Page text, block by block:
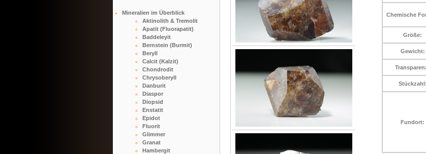
Mineralien im Überblick
Aktinolith & Tremolit
Apatit (Fluorapatit)
Baddeleyit
Bernstein (Burmit)
Beryll
Calcit (Kalzit)
Chondrodit
Chrysoberyll
Danburit
Diaspor
Diopsid
Enstatit
Epidot
Fluorit
Glimmer
Granat
Hambergit
Chemische
Größe:
Gewicht:
Stückzahl:
Fundort: